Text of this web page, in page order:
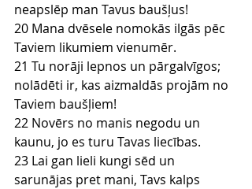
neapslēp man Tavus baušļus!
20 Mana dvēsele nomokās ilgās pēc
Taviem likumiem vienumēr.
21 Tu norāji lepnos un pārgalvīgos;
nolādēti ir, kas aizmaldās projām no
Taviem baušļiem!
22 Novērs no manis negodu un
kaunu, jo es turu Tavas liecības.
23 Lai gan lieli kungi sēd un
sarunājas pret mani, Tavs kalps